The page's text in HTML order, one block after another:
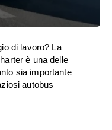
di lavoro? La
è una delle
sia importante
autobus